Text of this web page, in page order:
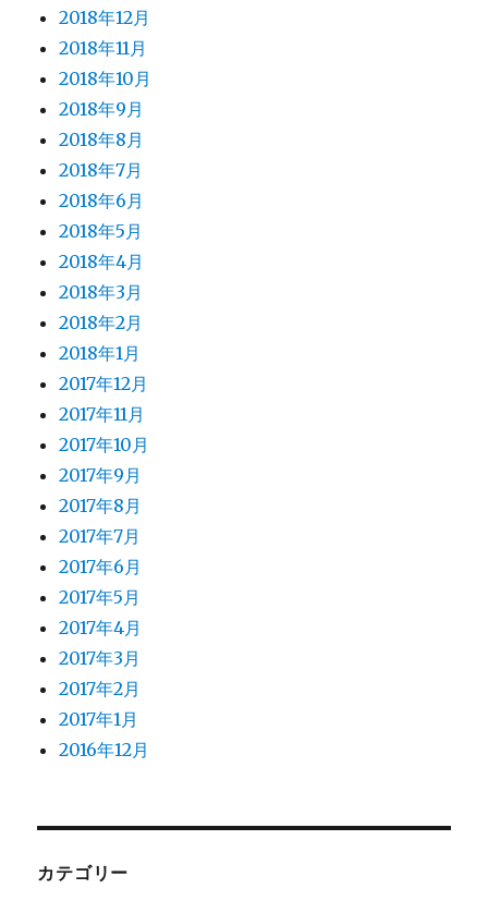
2018年12月
2018年11月
2018年10月
2018年9月
2018年8月
2018年7月
2018年6月
2018年5月
2018年4月
2018年3月
2018年2月
2018年1月
2017年12月
2017年11月
2017年10月
2017年9月
2017年8月
2017年7月
2017年6月
2017年5月
2017年4月
2017年3月
2017年2月
2017年1月
2016年12月
カテゴリー